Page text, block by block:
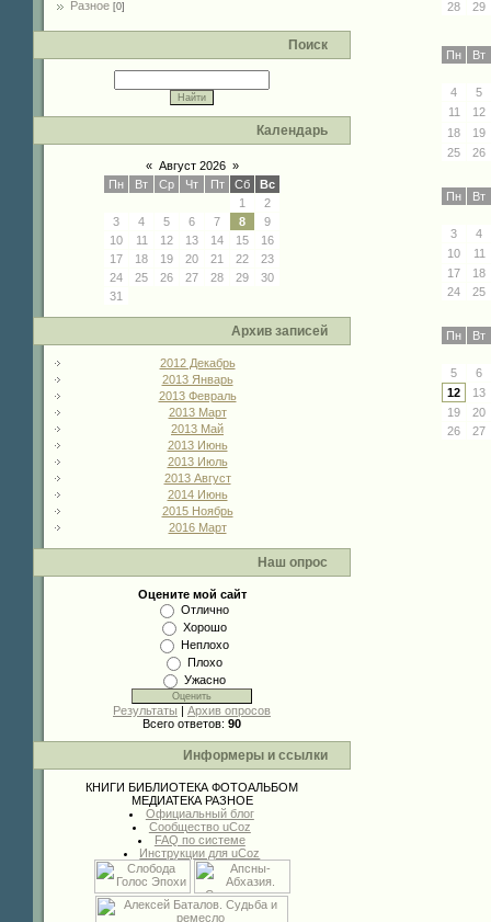
Разное [0]
Поиск
Календарь
« Август 2026 »
Пн
Вт Ср Чт Пт Сб
Вс
1
2
3
4 5 6 7 8
9
10
11 12 13 14 15
16
17
18 19 20 21 22
23
24
25 26 27 28 29
30
31
Архив записей
2012 Декабрь
2013 Январь
2013 Февраль
2013 Март
2013 Май
2013 Июнь
2013 Июль
2013 Август
2014 Июнь
2015 Ноябрь
2016 Март
Наш опрос
Оцените мой сайт
Отлично
Хорошо
Неплохо
Плохо
Ужасно
Результаты | Архив опросов
Всего ответов: 90
Информеры и ссылки
КНИГИ БИБЛИОТЕКА ФОТОАЛЬБОМ
МЕДИАТЕКА РАЗНОЕ
Официальный блог
Сообщество uCoz
FAQ по системе
Инструкции для uCoz
28
29
Пн Вт
4
5
11
12
18
19
25
26
Пн Вт
3
4
10
11
17
18
24
25
Пн Вт
5
6
12
13
19
20
26
27